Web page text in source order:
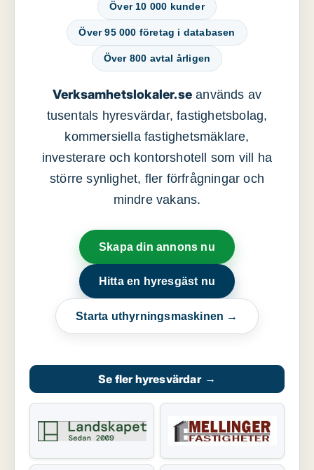
Över 10 000 kunder
Över 95 000 företag i databasen
Över 800 avtal årligen
Verksamhetslokaler.se används av
tusentals hyresvärdar, fastighetsbolag,
kommersiella fastighetsmäklare,
investerare och kontorshotell som vill ha
större synlighet, fler förfrågningar och
mindre vakans.
Skapa din annons nu
Hitta en hyresgäst nu
Starta uthyrningsmaskinen →
Se fler hyresvärdar →